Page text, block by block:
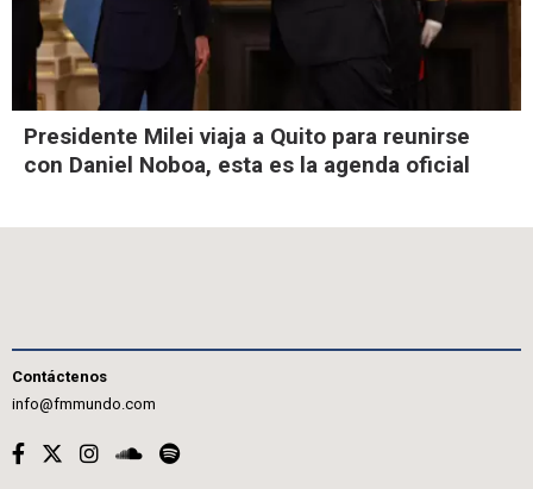
Presidente Milei viaja a Quito para reunirse
con Daniel Noboa, esta es la agenda oficial
Contáctenos
info@fmmundo.com